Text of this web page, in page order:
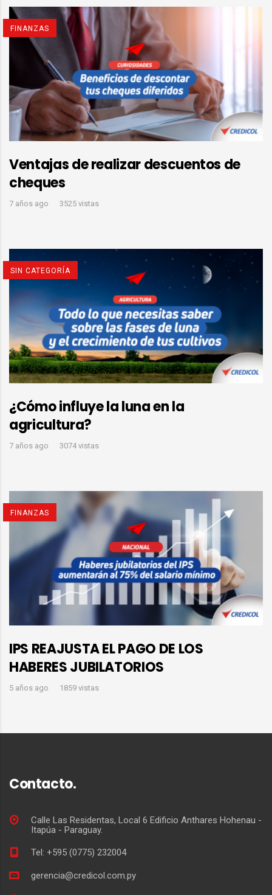
FINANZAS
Ventajas de realizar descuentos de
cheques
7 años ago 3525 vistas
SIN CATEGORÍA
¿Cómo influye la luna en la
agricultura?
7 años ago 3074 vistas
FINANZAS
IPS REAJUSTA EL PAGO DE LOS
HABERES JUBILATORIOS
5 años ago 1859 vistas
Contacto.
Calle Las Residentas, Local 6 Edificio Anthares Hohenau -
Itapúa - Paraguay.
Tel: +595 (0775) 232004
gerencia@credicol.com.py